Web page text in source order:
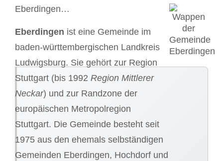
Eberdingen…
Eberdingen ist eine Gemeinde im
baden-württembergischen Landkreis
Ludwigsburg. Sie gehört zur Region
Stuttgart (bis 1992 Region Mittlerer
Neckar) und zur Randzone der
europäischen Metropolregion
Stuttgart. Die Gemeinde besteht seit
1975 aus den ehemals selbständigen
Gemeinden Eberdingen, Hochdorf und